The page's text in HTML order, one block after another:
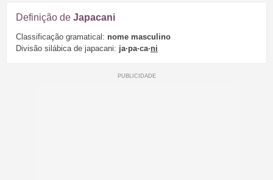
Definição de Japacani
Classificação gramatical: nome masculino
Divisão silábica de japacani: ja·pa·ca·ni